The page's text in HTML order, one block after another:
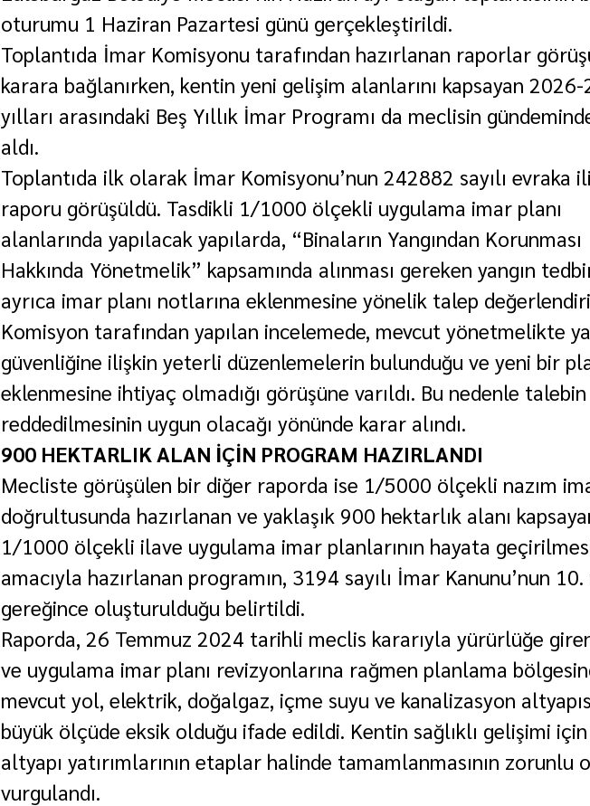
oturumu 1 Haziran Pazartesi günü gerçekleştirildi.
Toplantıda İmar Komisyonu tarafından hazırlanan raporlar
karara bağlanırken, kentin yeni gelişim alanlarını kapsayan 2026-
yılları arasındaki Beş Yıllık İmar Programı da meclisin
aldı.
Toplantıda ilk olarak İmar Komisyonu’nun 242882 sayılı evraka
raporu görüşüldü. Tasdikli 1/1000 ölçekli uygulama imar planı
alanlarında yapılacak yapılarda, “Binaların Yangından Korunması
Hakkında Yönetmelik” kapsamında alınması gereken yangın
ayrıca imar planı notlarına eklenmesine yönelik talep
Komisyon tarafından yapılan incelemede, mevcut yönetmelikte
güvenliğine ilişkin yeterli düzenlemelerin bulunduğu ve yeni bir
eklenmesine ihtiyaç olmadığı görüşüne varıldı. Bu nedenle talebin
reddedilmesinin uygun olacağı yönünde karar alındı.
900 HEKTARLIK ALAN İÇİN PROGRAM HAZIRLANDI
Mecliste görüşülen bir diğer raporda ise 1/5000 ölçekli nazım
doğrultusunda hazırlanan ve yaklaşık 900 hektarlık alanı
1/1000 ölçekli ilave uygulama imar planlarının hayata
amacıyla hazırlanan programın, 3194 sayılı İmar Kanunu’nun
gereğince oluşturulduğu belirtildi.
Raporda, 26 Temmuz 2024 tarihli meclis kararıyla yürürlüğe
ve uygulama imar planı revizyonlarına rağmen planlama
mevcut yol, elektrik, doğalgaz, içme suyu ve kanalizasyon
büyük ölçüde eksik olduğu ifade edildi. Kentin sağlıklı gelişimi
altyapı yatırımlarının etaplar halinde tamamlanmasının zorunlu
vurgulandı.